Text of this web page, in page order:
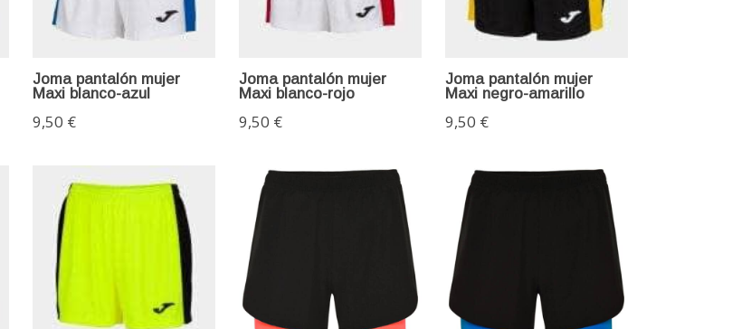
Joma pantalón mujer
Maxi blanco-azul
9,50 €
Joma pantalón mujer
Maxi blanco-rojo
9,50 €
Joma pantalón mujer
Maxi negro-amarillo
9,50 €